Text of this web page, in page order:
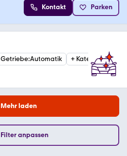
Kontakt Parken
Getriebe:Automatik + Kategorie:
Mehr laden
Filter anpassen